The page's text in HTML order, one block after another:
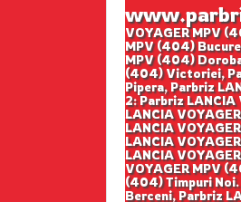
VOYAGER MPV
MPV (404)
MPV (404)
(404) Victoriei,
Pipera, Parbriz
2: Parbriz
LANCIA
LANCIA
LANCIA
LANCIA
VOYAGER MPV
(404) Timpuri Noi.
Berceni, Parbriz